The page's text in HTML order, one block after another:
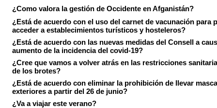
¿Como valora la gestión de Occidente en Afganistán?
¿Está de acuerdo con el uso del carnet de vacunación para
acceder a establecimientos turísticos y hosteleros?
¿Está de acuerdo con las nuevas medidas del Consell a
aumento de la incidencia del covid-19?
¿Cree que vamos a volver atrás en las restricciones
de los brotes?
¿Está de acuerdo con eliminar la prohibición de llevar
exteriores a partir del 26 de junio?
¿Va a viajar este verano?